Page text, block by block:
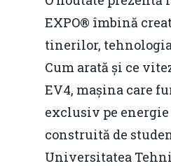
EXPO® îmbină
tinerilor,
Cum arată și ce
EV4, mașina care
exclusiv pe energie
construită de
Universitatea